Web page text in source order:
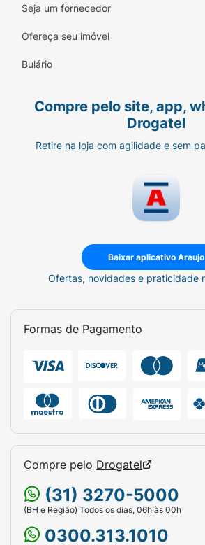
Seja um fornecedor
Ofereça seu imóvel
Bulário
Compre pelo site, app,
Drogatel
Retire na loja com agilidade e sem
Baixar aplicativo Araujo
Ofertas, novidades e praticidade
Formas de Pagamento
Compre pelo Drogatel
(31) 3270-5000
(BH e Região) Todos os dias, 06h às 00h
0300.313.1010